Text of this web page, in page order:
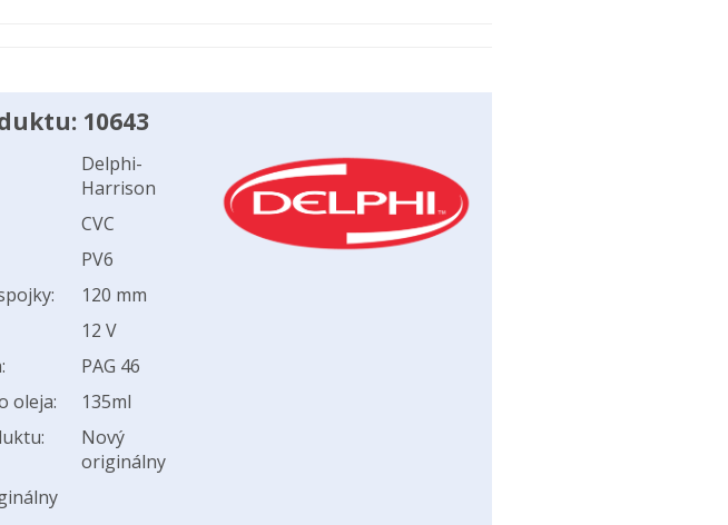
10643
Delphi-
Harrison
CVC
PV6
120 mm
12 V
PAG 46
oleja:
135ml
Nový
originálny